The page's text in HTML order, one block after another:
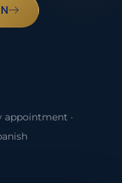
appointment ·